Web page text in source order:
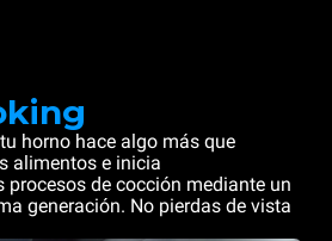
horno hace algo más que
alimentos e inicia
de cocción mediante un
generación. No pierdas de vista